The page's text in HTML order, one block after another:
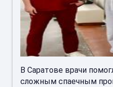
В Саратове врачи
сложным спаечным